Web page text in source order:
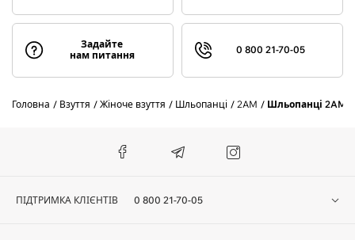
Задайте
нам питання
0 800 21-70-05
Головна Взуття Жіноче взуття Шльопанці 2AM Шльопанці 2AM
ПІДТРИМКА КЛІЄНТІВ 0 800 21-70-05